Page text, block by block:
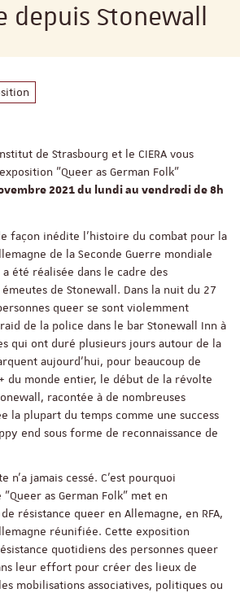
depuis Stonewall
de Strasbourg et le CIERA vous
"Queer as German Folk"
2021 du lundi au vendredi de 8h
façon inédite l’histoire du combat pour la
de la Seconde Guerre mondiale
a été réalisée dans le cadre des
de Stonewall. Dans la nuit du 27
queer se sont violemment
de la police dans le bar Stonewall Inn à
qui ont duré plusieurs jours autour de la
aujourd'hui, pour beaucoup de
du monde entier, le début de la révolte
racontée à de nombreuses
la plupart du temps comme une success
end sous forme de reconnaissance de
n’a jamais cessé. C’est pourquoi
as German Folk" met en
résistance queer en Allemagne, en RFA,
réunifiée. Cette exposition
quotidiens des personnes queer
leur effort pour créer des lieux de
mobilisations associatives, politiques ou